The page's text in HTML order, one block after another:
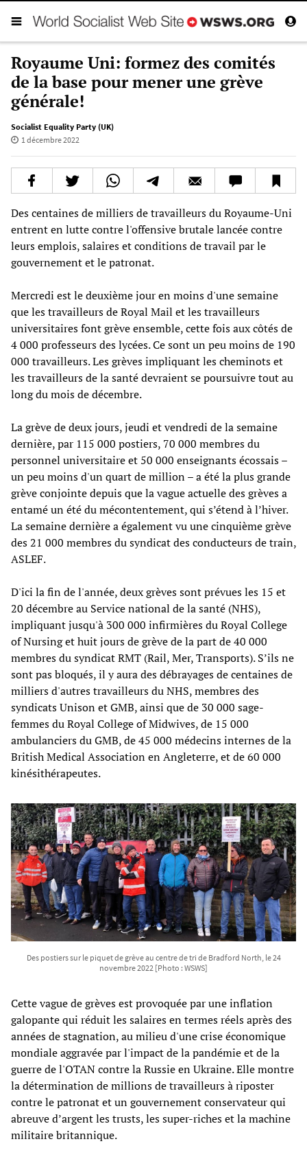
Royaume Uni: formez des comités
de la base pour mener une grève
générale!
Socialist Equality Party (UK)
1 décembre 2022
Des centaines de milliers de travailleurs du Royaume-Uni
entrent en lutte contre l'offensive brutale lancée contre
leurs emplois, salaires et conditions de travail par le
gouvernement et le patronat.
Mercredi est le deuxième jour en moins d'une semaine
que les travailleurs de Royal Mail et les travailleurs
universitaires font grève ensemble, cette fois aux côtés de
4 000 professeurs des lycées. Ce sont un peu moins de 190
000 travailleurs. Les grèves impliquant les cheminots et
les travailleurs de la santé devraient se poursuivre tout au
long du mois de décembre.
La grève de deux jours, jeudi et vendredi de la semaine
dernière, par 115 000 postiers, 70 000 membres du
personnel universitaire et 50 000 enseignants écossais –
un peu moins d'un quart de million – a été la plus grande
grève conjointe depuis que la vague actuelle des grèves a
entamé un été du mécontentement, qui s’étend à l’hiver.
La semaine dernière a également vu une cinquième grève
des 21 000 membres du syndicat des conducteurs de train,
ASLEF.
D'ici la fin de l'année, deux grèves sont prévues les 15 et
20 décembre au Service national de la santé (NHS),
impliquant jusqu'à 300 000 infirmières du Royal College
of Nursing et huit jours de grève de la part de 40 000
membres du syndicat RMT (Rail, Mer, Transports). S’ils ne
sont pas bloqués, il y aura des débrayages de centaines de
milliers d'autres travailleurs du NHS, membres des
syndicats Unison et GMB, ainsi que de 30 000 sage-
femmes du Royal College of Midwives, de 15 000
ambulanciers du GMB, de 45 000 médecins internes de la
British Medical Association en Angleterre, et de 60 000
kinésithérapeutes.
Des postiers sur le piquet de grève au centre de tri de Bradford North, le 24
novembre 2022 [Photo : WSWS]
Cette vague de grèves est provoquée par une inflation
galopante qui réduit les salaires en termes réels après des
années de stagnation, au milieu d'une crise économique
mondiale aggravée par l'impact de la pandémie et de la
guerre de l'OTAN contre la Russie en Ukraine. Elle montre
la détermination de millions de travailleurs à riposter
contre le patronat et un gouvernement conservateur qui
abreuve d’argent les trusts, les super-riches et la machine
militaire britannique.